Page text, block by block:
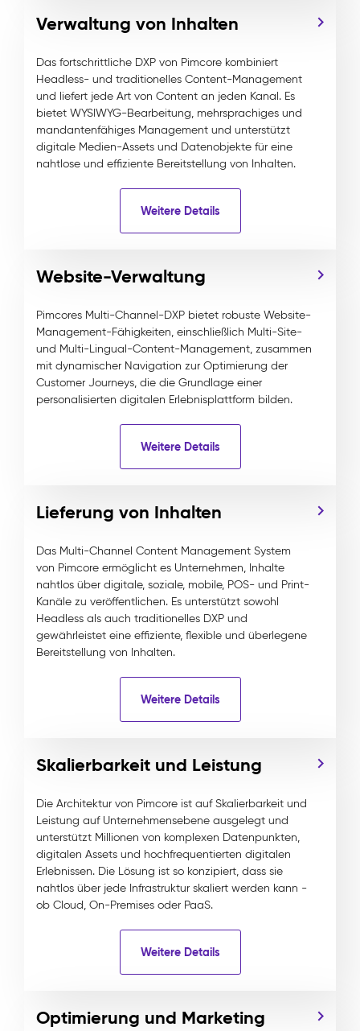
Verwaltung von Inhalten
Das fortschrittliche DXP von Pimcore kombiniert
Headless- und traditionelles Content-Management
und liefert jede Art von Content an jeden Kanal. Es
bietet WYSIWYG-Bearbeitung, mehrsprachiges und
mandantenfähiges Management und unterstützt
digitale Medien-Assets und Datenobjekte für eine
nahtlose und effiziente Bereitstellung von Inhalten.
Weitere Details
Website-Verwaltung
Pimcores Multi-Channel-DXP bietet robuste Website-
Management-Fähigkeiten, einschließlich Multi-Site-
und Multi-Lingual-Content-Management, zusammen
mit dynamischer Navigation zur Optimierung der
Customer Journeys, die die Grundlage einer
personalisierten digitalen Erlebnisplattform bilden.
Weitere Details
Lieferung von Inhalten
Das Multi-Channel Content Management System
von Pimcore ermöglicht es Unternehmen, Inhalte
nahtlos über digitale, soziale, mobile, POS- und Print-
Kanäle zu veröffentlichen. Es unterstützt sowohl
Headless als auch traditionelles DXP und
gewährleistet eine effiziente, flexible und überlegene
Bereitstellung von Inhalten.
Weitere Details
Skalierbarkeit und Leistung
Die Architektur von Pimcore ist auf Skalierbarkeit und
Leistung auf Unternehmensebene ausgelegt und
unterstützt Millionen von komplexen Datenpunkten,
digitalen Assets und hochfrequentierten digitalen
Erlebnissen. Die Lösung ist so konzipiert, dass sie
nahtlos über jede Infrastruktur skaliert werden kann -
ob Cloud, On-Premises oder PaaS.
Weitere Details
Optimierung und Marketing